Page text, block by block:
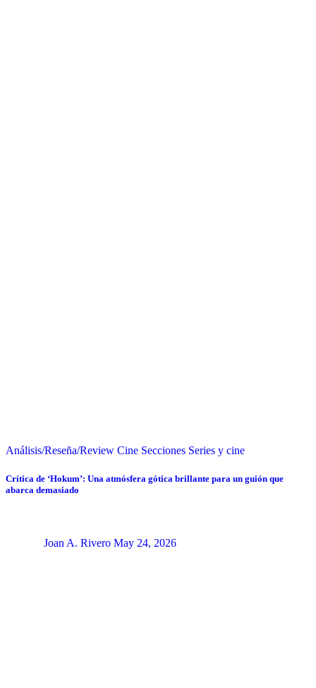
Análisis/Reseña/Review Cine Secciones Series y cine
Crítica de ‘Hokum’: Una atmósfera gótica brillante para un guión que
abarca demasiado
Joan A. Rivero May 24, 2026